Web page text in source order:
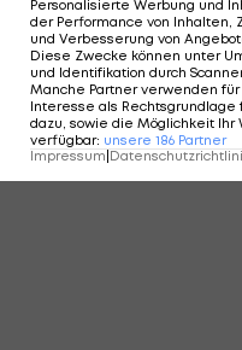
Personalisierte Werbung und
der Performance von Inhalten,
und Verbesserung von
Diese Zwecke können unter
und Identifikation durch
Manche Partner verwenden
Interesse als
dazu, sowie die Möglichkeit
verfügbar: unsere 186 Partner
Impressum